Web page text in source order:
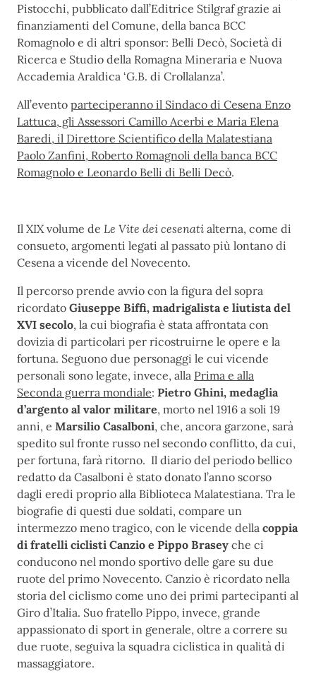
Pistocchi, pubblicato dall’Editrice Stilgraf grazie ai
finanziamenti del Comune, della banca BCC
Romagnolo e di altri sponsor: Belli Decò, Società di
Ricerca e Studio della Romagna Mineraria e Nuova
Accademia Araldica ‘G.B. di Crollalanza’.
All’evento parteciperanno il Sindaco di Cesena Enzo
Lattuca, gli Assessori Camillo Acerbi e Maria Elena
Baredi, il Direttore Scientifico della Malatestiana
Paolo Zanfini, Roberto Romagnoli della banca BCC
Romagnolo e Leonardo Belli di Belli Decò.
Il XIX volume de Le Vite dei cesenati alterna, come di
consueto, argomenti legati al passato più lontano di
Cesena a vicende del Novecento.
Il percorso prende avvio con la figura del sopra
ricordato Giuseppe Biffi, madrigalista e liutista del
XVI secolo, la cui biografia è stata affrontata con
dovizia di particolari per ricostruirne le opere e la
fortuna. Seguono due personaggi le cui vicende
personali sono legate, invece, alla Prima e alla
Seconda guerra mondiale: Pietro Ghini, medaglia
d’argento al valor militare, morto nel 1916 a soli 19
anni, e Marsilio Casalboni, che, ancora garzone, sarà
spedito sul fronte russo nel secondo conflitto, da cui,
per fortuna, farà ritorno. Il diario del periodo bellico
redatto da Casalboni è stato donato l’anno scorso
dagli eredi proprio alla Biblioteca Malatestiana. Tra le
biografie di questi due soldati, compare un
intermezzo meno tragico, con le vicende della coppia
di fratelli ciclisti Canzio e Pippo Brasey che ci
conducono nel mondo sportivo delle gare su due
ruote del primo Novecento. Canzio è ricordato nella
storia del ciclismo come uno dei primi partecipanti al
Giro d’Italia. Suo fratello Pippo, invece, grande
appassionato di sport in generale, oltre a correre su
due ruote, seguiva la squadra ciclistica in qualità di
massaggiatore.